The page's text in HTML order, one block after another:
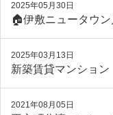
2025年05月30日
🏠伊敷ニュータウ
2025年03月13日
新築賃貸マンショ
2021年08月05日